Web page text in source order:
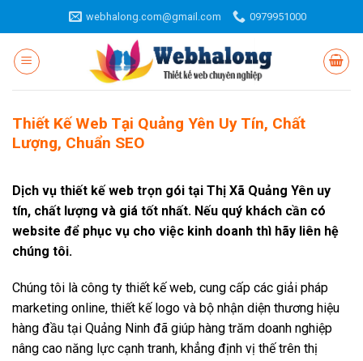
to
content
webhalong.com@gmail.com 0979951000
Thiết Kế Web Tại Quảng Yên Uy Tín, Chất
Lượng, Chuẩn SEO
Dịch vụ thiết kế web trọn gói tại Thị Xã Quảng Yên uy
tín, chất lượng và giá tốt nhất. Nếu quý khách cần có
website để phục vụ cho việc kinh doanh thì hãy liên hệ
chúng tôi.
Chúng tôi là công ty thiết kế web, cung cấp các giải pháp
marketing online, thiết kế logo và bộ nhận diện thương hiệu
hàng đầu tại Quảng Ninh đã giúp hàng trăm doanh nghiệp
nâng cao năng lực cạnh tranh, khẳng định vị thế trên thị